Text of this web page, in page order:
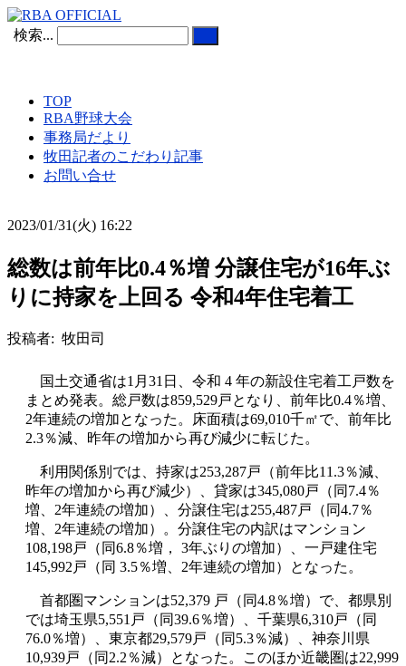
検索...
TOP
RBA野球大会
事務局だより
牧田記者のこだわり記事
お問い合せ
2023/01/31(火) 16:22
総数は前年比0.4％増 分譲住宅が16年ぶ
りに持家を上回る 令和4年住宅着工
投稿者: 牧田司
国土交通省は1月31日、令和 4 年の新設住宅着工戸数を
まとめ発表。総戸数は859,529戸となり、前年比0.4％増、
2年連続の増加となった。床面積は69,010千㎡で、前年比
2.3％減、昨年の増加から再び減少に転じた。
利用関係別では、持家は253,287戸（前年比11.3％減、
昨年の増加から再び減少）、貸家は345,080戸（同7.4％
増、2年連続の増加）、分譲住宅は255,487戸（同4.7％
増、2年連続の増加）。分譲住宅の内訳はマンション
108,198戸（同6.8％増， 3年ぶりの増加）、一戸建住宅
145,992戸（同 3.5％増、2年連続の増加）となった。
首都圏マンションは52,379 戸（同4.8％増）で、都県別
では埼玉県5,551戸（同39.6％増）、千葉県6,310戸（同
76.0％増）、東京都29,579戸（同5.3％減）、神奈川県
10,939戸（同2.2％減）となった。このほか近畿圏は22,999